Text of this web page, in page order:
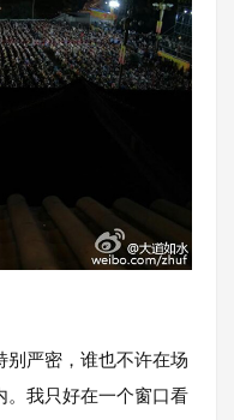
严密，谁也不许在场
。我只好在一个窗口看